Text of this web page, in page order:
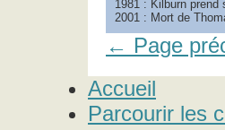
1981 : Kilburn prend
2001 : Mort de
← Page
Accueil
Parcourir les